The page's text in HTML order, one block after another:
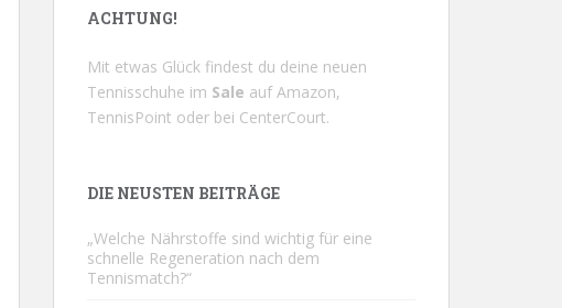
ACHTUNG!
Mit etwas Glück findest du deine neuen
Tennisschuhe im Sale aufAmazon,
TennisPoint oder bei CenterCourt.
DIE NEUSTEN BEITRÄGE
„Welche Nährstoffe sind wichtig für eine
schnelle Regeneration nach dem
Tennismatch?“